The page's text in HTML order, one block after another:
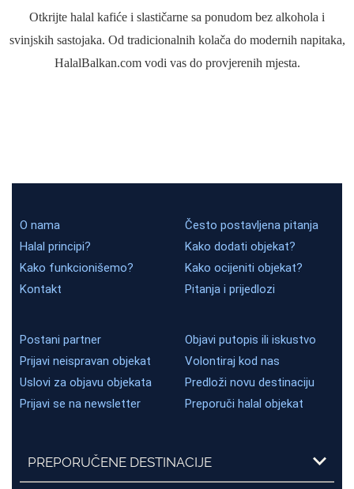
Otkrijte halal kafiće i slastičarne sa ponudom bez alkohola i
svinjskih sastojaka. Od tradicionalnih kolača do modernih napitaka,
HalalBalkan.com vodi vas do provjerenih mjesta.
O nama
Halal principi?
Kako funkcionišemo?
Kontakt
Često postavljena pitanja
Kako dodati objekat?
Kako ocijeniti objekat?
Pitanja i prijedlozi
Postani partner
Prijavi neispravan objekat
Uslovi za objavu objekata
Prijavi se na newsletter
Objavi putopis ili iskustvo
Volontiraj kod nas
Predloži novu destinaciju
Preporuči halal objekat
PREPORUČENE DESTINACIJE